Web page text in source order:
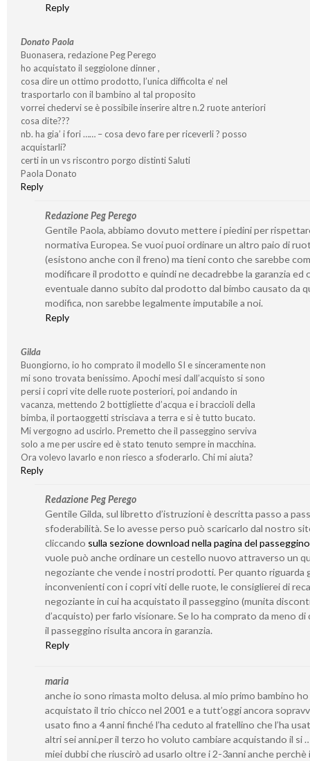
Reply
Donato Paola
Buonasera, redazione Peg Perego
ho acquistato il seggiolone dinner ,
cosa dire un ottimo prodotto, l’unica difficolta e’ nel
trasportarlo con il bambino al tal proposito
vorrei chedervi se è possibile inserire altre n.2 ruote anteriori
cosa dite???
nb. ha gia’ i fori …… – cosa devo fare per riceverli ? posso
acquistarli?
certi in un vs riscontro porgo distinti Saluti
Paola Donato
Reply
Redazione Peg Perego
Gentile Paola, abbiamo dovuto mettere i piedini per
normativa Europea. Se vuoi puoi ordinare un altro paio di
(esistono anche con il freno) ma tieni conto che sarebbe
modificare il prodotto e quindi ne decadrebbe la garanzia ed
eventuale danno subito dal prodotto dal bimbo causato da
modifica, non sarebbe legalmente imputabile a noi.
Reply
Gilda
Buongiorno, io ho comprato il modello SI e sinceramente non
mi sono trovata benissimo. Apochi mesi dall’acquisto si sono
persi i copri vite delle ruote posteriori, poi andando in
vacanza, mettendo 2 bottigliette d’acqua e i braccioli della
bimba, il portaoggetti strisciava a terra e si è tutto bucato.
Mi vergogno ad uscirlo. Premetto che il passeggino serviva
solo a me per uscire ed è stato tenuto sempre in macchina.
Ora volevo lavarlo e non riesco a sfoderarlo. Chi mi aiuta?
Reply
Redazione Peg Perego
Gentile Gilda, sul libretto d’istruzioni è descritta passo a
sfoderabilità. Se lo avesse perso può scaricarlo dal nostro
cliccando sulla sezione download nella pagina del
vuole può anche ordinare un cestello nuovo attraverso un
negoziante che vende i nostri prodotti. Per quanto riguarda
inconvenienti con i copri viti delle ruote, le consiglierei di
negoziante in cui ha acquistato il passeggino (munita
d’acquisto) per farlo visionare. Se lo ha comprato da meno di
il passeggino risulta ancora in garanzia.
Reply
maria
anche io sono rimasta molto delusa. al mio primo bambino ho
acquistato il trio chicco nel 2001 e a tutt’oggi ancora
usato fino a 4 anni finché l’ha ceduto al fratellino che l’ha
altri sei anni.per il terzo ho voluto cambiare acquistando il si
miei dubbi che riuscirò ad usarlo oltre i 2-3anni anche perchè